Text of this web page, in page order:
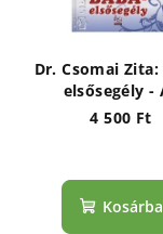
Dr. Csomai Zita:
elsősegély -
4 500 Ft
Kosárba